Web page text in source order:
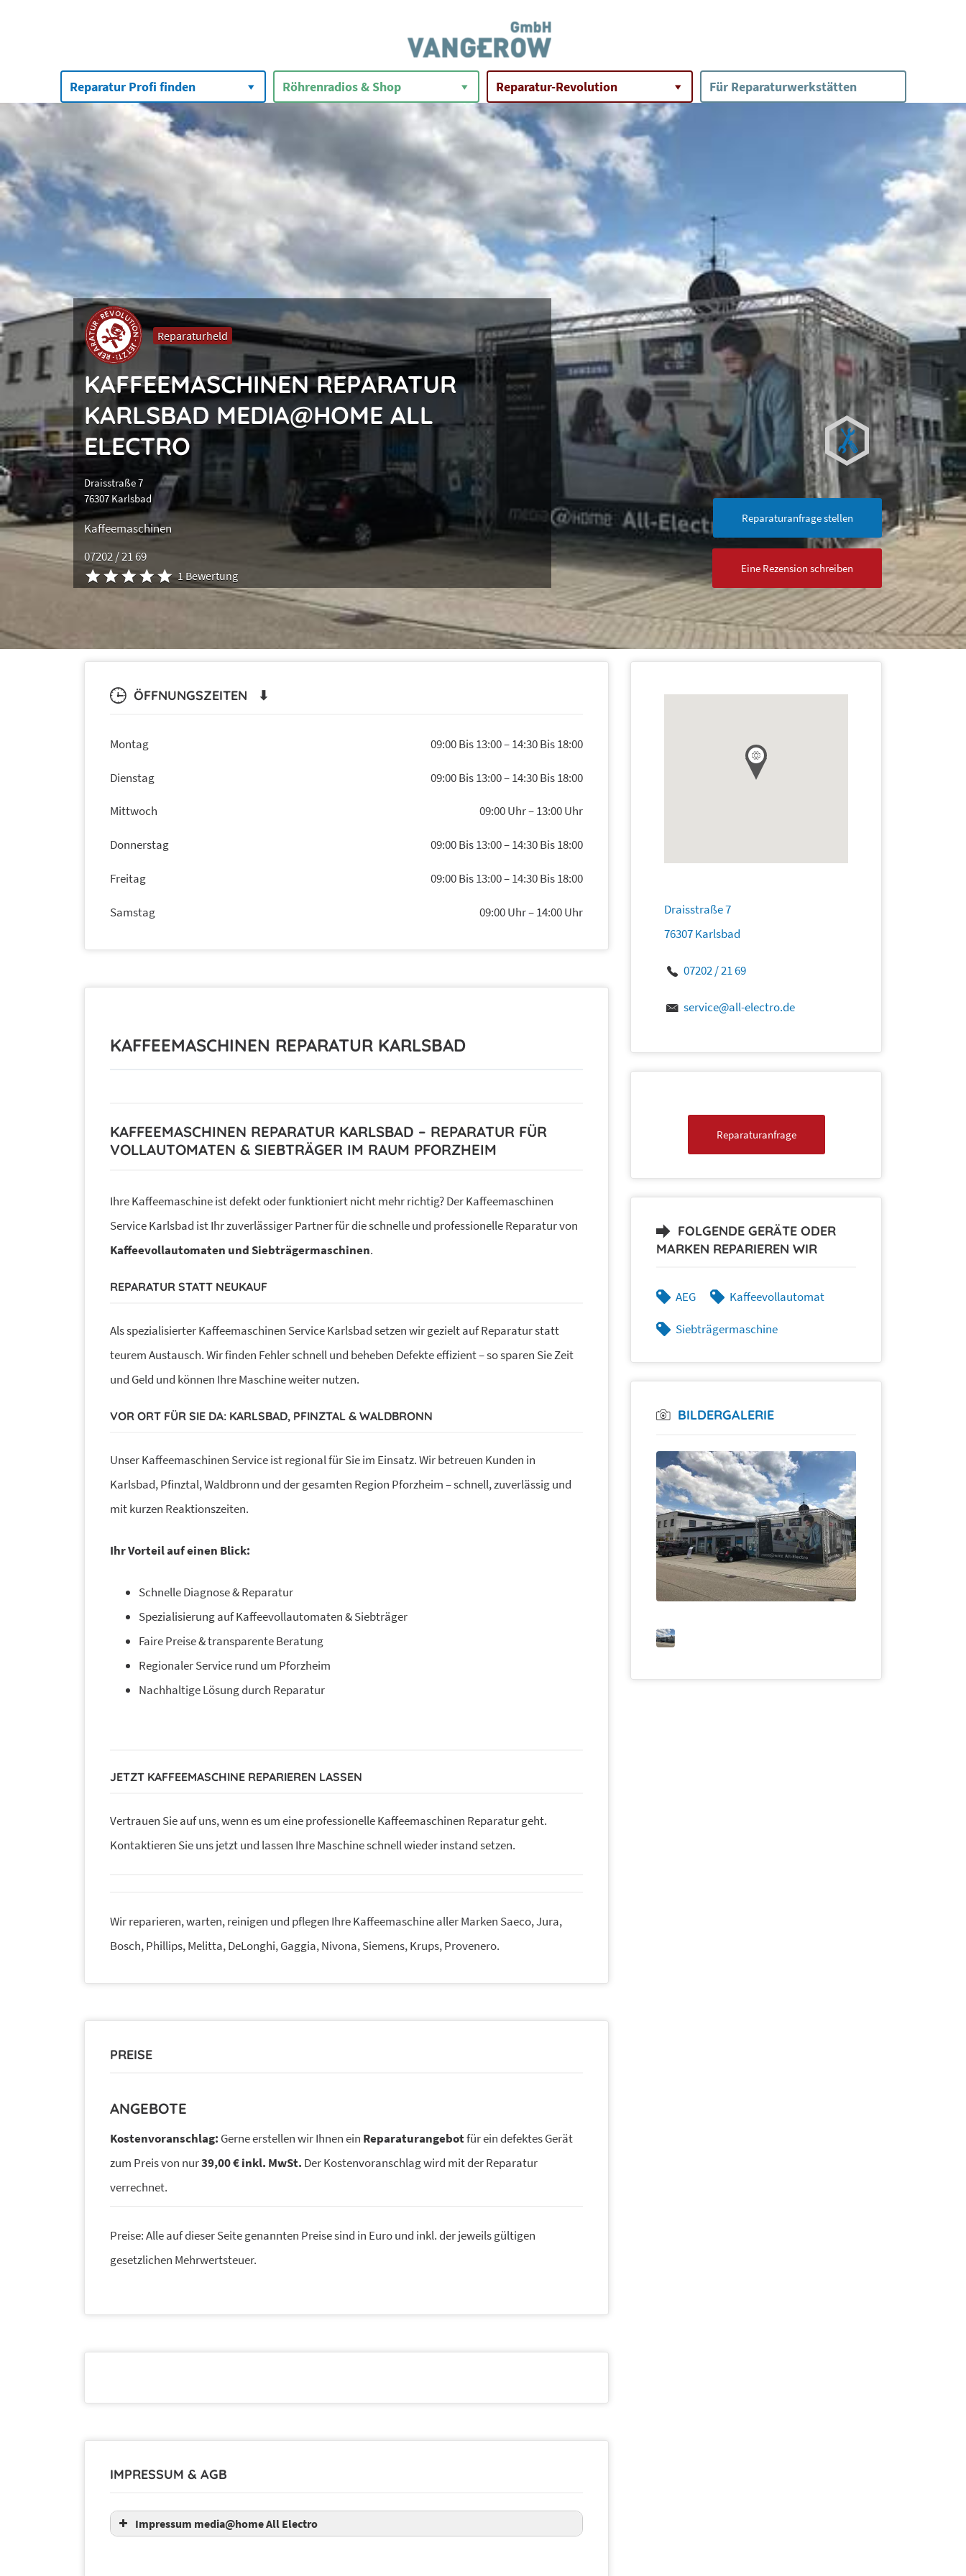
Reparatur Profi finden Röhrenradios & Shop Reparatur-Revolution Für Reparaturwerkstätten
Reparaturheld
KAFFEEMASCHINEN REPARATUR
KARLSBAD MEDIA@HOME ALL
ELECTRO
Draisstraße 7
76307 Karlsbad
Kaffeemaschinen
07202 / 21 69
1 Bewertung
Reparaturanfrage stellen
Eine Rezension schreiben
ÖFFNUNGSZEITEN ⬇
Montag 09:00 Bis 13:00–14:30 Bis 18:00
Dienstag 09:00 Bis 13:00–14:30 Bis 18:00
Mittwoch 09:00 Uhr–13:00 Uhr
Donnerstag 09:00 Bis 13:00–14:30 Bis 18:00
Freitag 09:00 Bis 13:00–14:30 Bis 18:00
Samstag 09:00 Uhr–14:00 Uhr
KAFFEEMASCHINEN REPARATUR KARLSBAD
KAFFEEMASCHINEN REPARATUR KARLSBAD – REPARATUR FÜR
VOLLAUTOMATEN & SIEBTRÄGER IM RAUM PFORZHEIM
Ihre Kaffeemaschine ist defekt oder funktioniert nicht mehr richtig? Der Kaffeemaschinen
Service Karlsbad ist Ihr zuverlässiger Partner für die schnelle und professionelle Reparatur von
Kaffeevollautomaten und Siebträgermaschinen.
REPARATUR STATT NEUKAUF
Als spezialisierter Kaffeemaschinen Service Karlsbad setzen wir gezielt auf Reparatur statt
teurem Austausch. Wir finden Fehler schnell und beheben Defekte effizient – so sparen Sie Zeit
und Geld und können Ihre Maschine weiter nutzen.
VOR ORT FÜR SIE DA: KARLSBAD, PFINZTAL & WALDBRONN
Unser Kaffeemaschinen Service ist regional für Sie im Einsatz. Wir betreuen Kunden in
Karlsbad, Pfinztal, Waldbronn und der gesamten Region Pforzheim – schnell, zuverlässig und
mit kurzen Reaktionszeiten.
Ihr Vorteil auf einen Blick:
Schnelle Diagnose & Reparatur
Spezialisierung auf Kaffeevollautomaten & Siebträger
Faire Preise & transparente Beratung
Regionaler Service rund um Pforzheim
Nachhaltige Lösung durch Reparatur
JETZT KAFFEEMASCHINE REPARIEREN LASSEN
Vertrauen Sie auf uns, wenn es um eine professionelle Kaffeemaschinen Reparatur geht.
Kontaktieren Sie uns jetzt und lassen Ihre Maschine schnell wieder instand setzen.
Wir reparieren, warten, reinigen und pflegen Ihre Kaffeemaschine aller Marken Saeco, Jura,
Bosch, Phillips, Melitta, DeLonghi, Gaggia, Nivona, Siemens, Krups, Provenero.
PREISE
ANGEBOTE
Kostenvoranschlag: Gerne erstellen wir Ihnen ein Reparaturangebotfür ein defektes Gerät
zum Preis von nur39,00 € inkl. MwSt. Der Kostenvoranschlag wird mit der Reparatur
verrechnet.
Preise: Alle auf dieser Seite genannten Preise sind in Euro und inkl. der jeweils gültigen
gesetzlichen Mehrwertsteuer.
IMPRESSUM & AGB
Impressum media@home All Electro
Draisstraße 7
76307 Karlsbad
07202 / 21 69
service@all-electro.de
Reparaturanfrage
FOLGENDE GERÄTE ODER
MARKEN REPARIEREN WIR
AEG Kaffeevollautomat
Siebträgermaschine
BILDERGALERIE